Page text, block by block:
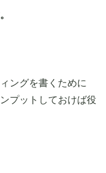
ングを書くために
プットしておけば役